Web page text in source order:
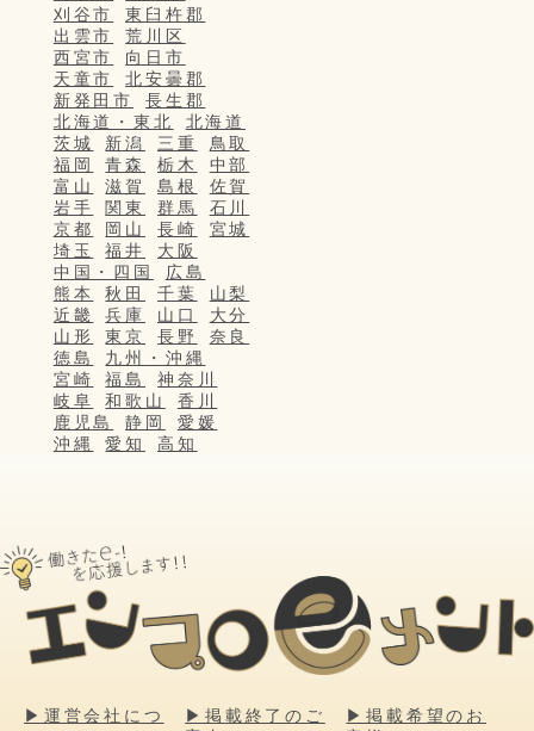
刈谷市
東臼杵郡
出雲市
荒川区
西宮市
向日市
天童市
北安曇郡
新発田市
長生郡
北海道・東北
北海道
茨城
新潟 三重
鳥取
福岡
青森 栃木
中部
富山
滋賀 島根
佐賀
岩手
関東 群馬
石川
京都
岡山 長崎
宮城
埼玉
福井
大阪
中国・四国
広島
熊本
秋田 千葉
山梨
近畿
兵庫 山口
大分
山形
東京 長野
奈良
徳島
九州・沖縄
宮崎
福島
神奈川
岐阜
和歌山
香川
鹿児島
静岡
愛媛
沖縄
愛知 高知
▶運営会社につ
▶掲載終了のご
▶掲載希望のお